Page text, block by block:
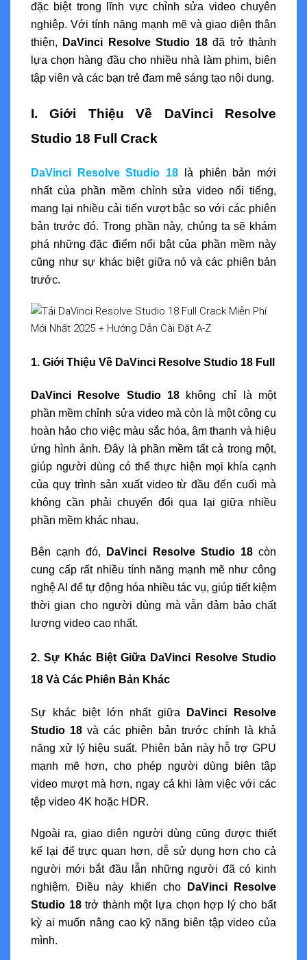
đặc biệt trong lĩnh vực chỉnh sửa video chuyên
nghiệp. Với tính năng mạnh mẽ và giao diện thân
thiện,
DaVinci Resolve Studio 18đã trở thành
lựa chọn hàng đầu cho nhiều nhà làm phim, biên
tập viên và các bạn trẻ đam mê sáng tạo nội dung.
I. Giới Thiệu Về DaVinci Resolve
Studio 18 Full Crack
DaVinci Resolve Studio 18 là phiên bản mới
nhất của phần mềm chỉnh sửa video nổi tiếng,
mang lại nhiều cải tiến vượt bậc so với các phiên
bản trước đó. Trong phần này, chúng ta sẽ khám
phá những đặc điểm nổi bật của phần mềm này
cũng như sự khác biệt giữa nó và các phiên bản
trước.
1. Giới Thiệu Về DaVinci Resolve Studio 18 Full
DaVinci Resolve Studio 18không chỉ là một
phần mềm chỉnh sửa video mà còn là một công cụ
hoàn hảo cho việc màu sắc hóa, âm thanh và hiệu
ứng hình ảnh. Đây là phần mềm tất cả trong một,
giúp người dùng có thể thực hiện mọi khía cạnh
của quy trình sản xuất video từ đầu đến cuối mà
không cần phải chuyển đổi qua lại giữa nhiều
phần mềm khác nhau.
Bên cạnh đó, DaVinci Resolve Studio 18còn
cung cấp rất nhiều tính năng mạnh mẽ như công
nghệ AI để tự động hóa nhiều tác vụ, giúp tiết kiệm
thời gian cho người dùng mà vẫn đảm bảo chất
lượng video cao nhất.
2. Sự Khác Biệt Giữa DaVinci Resolve Studio
18 Và Các Phiên Bản Khác
Sự khác biệt lớn nhất giữa
DaVinci Resolve
Studio 18 và các phiên bản trước chính là khả
năng xử lý hiệu suất. Phiên bản này hỗ trợ GPU
mạnh mẽ hơn, cho phép người dùng biên tập
video mượt mà hơn, ngay cả khi làm việc với các
tệp video 4K hoặc HDR.
Ngoài ra, giao diện người dùng cũng được thiết
kế lại để trực quan hơn, dễ sử dụng hơn cho cả
người mới bắt đầu lẫn những người đã có kinh
nghiệm. Điều này khiến cho
DaVinci Resolve
Studio 18trở thành một lựa chọn hợp lý cho bất
kỳ ai muốn nâng cao kỹ năng biên tập video của
mình.